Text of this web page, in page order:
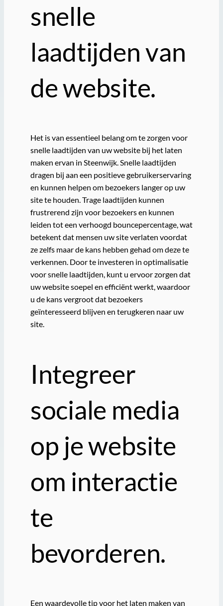
snelle
laadtijden van
de website.
Het is van essentieel belang om te zorgen voor
snelle laadtijden van uw website bij het laten
maken ervan in Steenwijk. Snelle laadtijden
dragen bij aan een positieve gebruikerservaring
en kunnen helpen om bezoekers langer op uw
site te houden. Trage laadtijden kunnen
frustrerend zijn voor bezoekers en kunnen
leiden tot een verhoogd bouncepercentage, wat
betekent dat mensen uw site verlaten voordat
ze zelfs maar de kans hebben gehad om deze te
verkennen. Door te investeren in optimalisatie
voor snelle laadtijden, kunt u ervoor zorgen dat
uw website soepel en efficiënt werkt, waardoor
u de kans vergroot dat bezoekers
geïnteresseerd blijven en terugkeren naar uw
site.
Integreer
sociale media
op je website
om interactie
te
bevorderen.
Een waardevolle tip voor het laten maken van